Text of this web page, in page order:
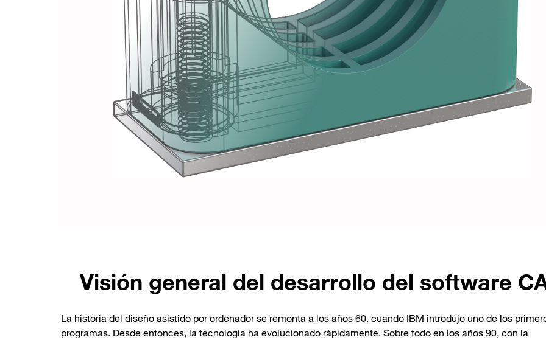
Visión general del desarrollo del software
La historia del diseño asistido por ordenador se remonta a los años 60, cuando IBM introdujo uno de los
programas. Desde entonces, la tecnología ha evolucionado rápidamente. Sobre todo en los años 90, con la